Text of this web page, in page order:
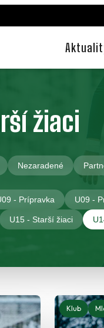
žiaci
Nezaradené
- Prípravka U09 -
U15 - Starší žiaci
Klub